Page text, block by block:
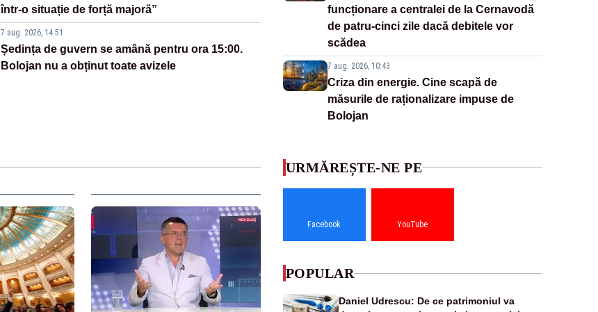
într-o situație de forță majoră”
7 aug. 2026, 14:51
Ședința de guvern se amână pentru ora 15:00.
Bolojan nu a obținut toate avizele
funcționare a centralei de la Cernavodă
de patru-cinci zile dacă debitele vor
scădea
7 aug. 2026, 10:43
Criza din energie. Cine scapă de
măsurile de raționalizare impuse de
Bolojan
URMĂREȘTE-NE PE
Facebook YouTube
POPULAR
Daniel Udrescu: De ce patrimoniul va